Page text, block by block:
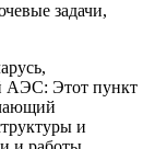
задачи,
АЭС: Этот пункт
и